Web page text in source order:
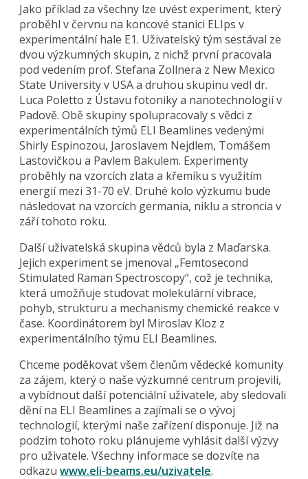
Jako příklad za všechny lze uvést experiment, který
proběhl v červnu na koncové stanici ELIps v
experimentální hale E1. Uživatelský tým sestával ze
dvou výzkumných skupin, z nichž první pracovala
pod vedením prof. Stefana Zollnera z New Mexico
State University v USA a druhou skupinu vedl dr.
Luca Poletto z Ústavu fotoniky a nanotechnologií v
Padově. Obě skupiny spolupracovaly s vědci z
experimentálních týmů ELI Beamlines vedenými
Shirly Espinozou, Jaroslavem Nejdlem, Tomášem
Lastovičkou a Pavlem Bakulem. Experimenty
proběhly na vzorcích zlata a křemíku s využitím
energií mezi 31-70 eV. Druhé kolo výzkumu bude
následovat na vzorcích germania, niklu a stroncia v
září tohoto roku.
Další uživatelská skupina vědců byla z Maďarska.
Jejich experiment se jmenoval „Femtosecond
Stimulated Raman Spectroscopy“, což je technika,
která umožňuje studovat molekulární vibrace,
pohyb, strukturu a mechanismy chemické reakce v
čase. Koordinátorem byl Miroslav Kloz z
experimentálního týmu ELI Beamlines.
Chceme poděkovat všem členům vědecké komunity
za zájem, který o naše výzkumné centrum projevili,
a vybídnout další potenciální uživatele, aby sledovali
dění na ELI Beamlines a zajímali se o vývoj
technologií, kterými naše zařízení disponuje. Již na
podzim tohoto roku plánujeme vyhlásit další výzvy
pro uživatele. Všechny informace se dozvíte na
odkazuwww.eli-beams.eu/uzivatele.